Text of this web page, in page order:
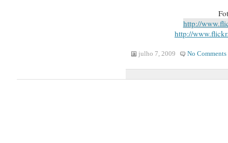
http://
http://
julho 7, 2009 No Comments